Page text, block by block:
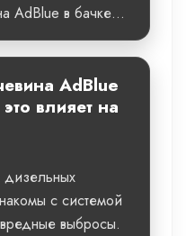
AdBlue в бачке...
AdBlue
влияет на
с системой
выбросы.